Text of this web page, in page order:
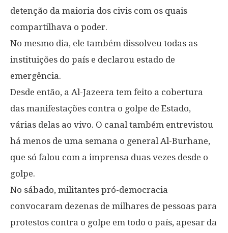
detenção da maioria dos civis com os quais
compartilhava o poder.
No mesmo dia, ele também dissolveu todas as
instituições do país e declarou estado de
emergência.
Desde então, a Al-Jazeera tem feito a cobertura
das manifestações contra o golpe de Estado,
várias delas ao vivo. O canal também entrevistou
há menos de uma semana o general Al-Burhane,
que só falou com a imprensa duas vezes desde o
golpe.
No sábado, militantes pró-democracia
convocaram dezenas de milhares de pessoas para
protestos contra o golpe em todo o país, apesar da